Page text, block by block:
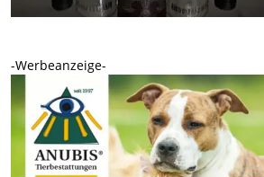
-Werbeanzeige-